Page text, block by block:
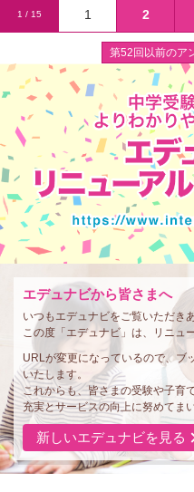
1 / 15 1 2
第52回以前のア
エデュナビから皆さまへ
いつもエデュナビをご覧いただき
この度「エデュナビ」は、リニュ
URLが変更になっているので、ブ
いたします。
これからも、皆さまの受験や子育
充実とサービスの向上に努めてま
新しいエデュナビを見る